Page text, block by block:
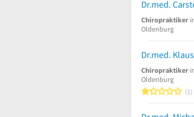
Chiropraktiker
Oldenburg
Chiropraktiker
Oldenburg
1
1